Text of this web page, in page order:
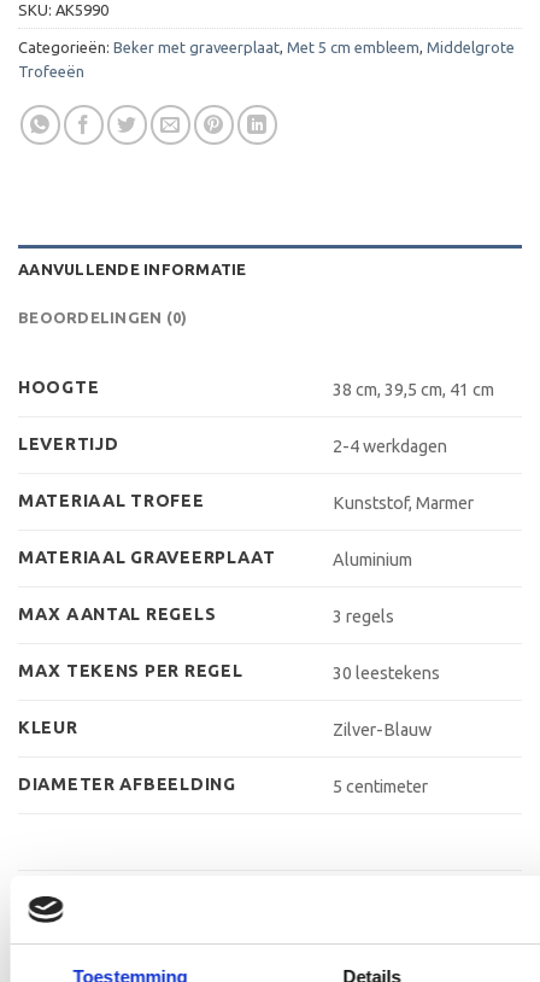
Toestemming Details
SKU: AK5990
Categorieën: Beker met graveerplaat, Met 5 cm embleem, Middelgrote
Trofeeën
AANVULLENDE INFORMATIE
BEOORDELINGEN (0)
HOOGTE 38 cm, 39,5 cm, 41 cm
LEVERTIJD 2-4 werkdagen
MATERIAAL TROFEE Kunststof, Marmer
MATERIAAL GRAVEERPLAAT Aluminium
MAX AANTAL REGELS 3 regels
MAX TEKENS PER REGEL 30 leestekens
KLEUR Zilver-Blauw
DIAMETER AFBEELDING 5 centimeter
GERELATEERDE PRODUCTEN